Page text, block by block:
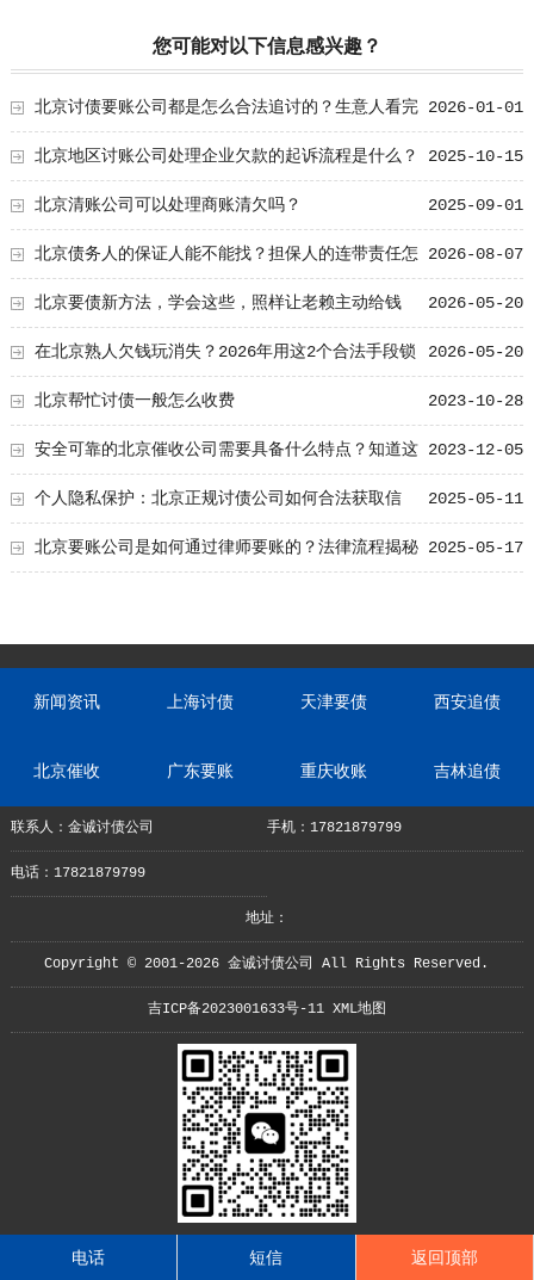
您可能对以下信息感兴趣？
2026-01-01
北京讨债要账公司都是怎么合法追讨的？生意人看完
都懂，用律师方式追回欠款更稳妥 2025-10-15
北京地区讨账公司处理企业欠款的起诉流程是什么？
详细解读企业债务法律途径 2025-09-01
北京清账公司可以处理商账清欠吗？
2026-08-07
北京债务人的保证人能不能找？担保人的连带责任怎
么追 2026-05-20
北京要债新方法，学会这些，照样让老赖主动给钱
2026-05-20
在北京熟人欠钱玩消失？2026年用这2个合法手段锁
定他新住址 2023-10-28
北京帮忙讨债一般怎么收费
2023-12-05
安全可靠的北京催收公司需要具备什么特点？知道这
五点轻松选择要账公司！ 2025-05-11
个人隐私保护：北京正规讨债公司如何合法获取信
息？ 2025-05-17
北京要账公司是如何通过律师要账的？法律流程揭秘
新闻资讯 上海讨债 天津要债 西安追债
北京催收 广东要账 重庆收账 吉林追债
联系人：金诚讨债公司 手机：17821879799
电话：17821879799
地址：
Copyright © 2001-2026 金诚讨债公司 All Rights Reserved.
吉ICP备2023001633号-11 XML地图
电话 短信 返回顶部